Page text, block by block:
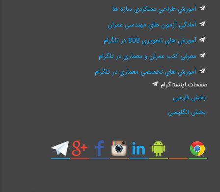
آموزش طراحی عملکردی سازه ها
آمادگی آزمون های مهندسی عمران
آموزش های تصویری 808 در تلگرام
معرفی کتب عمران و معماری در تلگرام
آموزش های تخصصی معماری در تلگرام
صفحات اینستاگرام
بخش فارسی
بخش انگلیسی